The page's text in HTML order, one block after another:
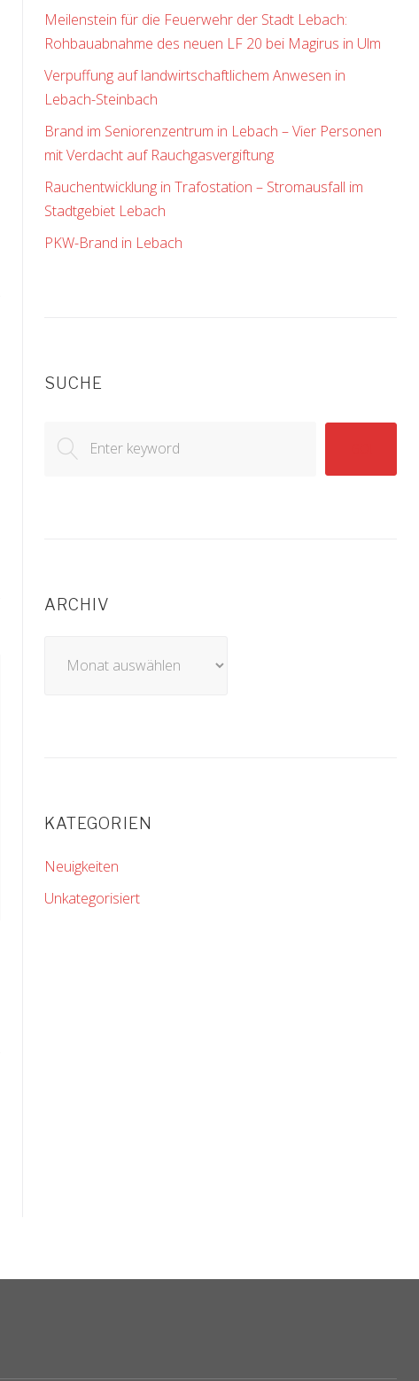
Meilenstein für die Feuerwehr der Stadt Lebach:
Rohbauabnahme des neuen LF 20 bei Magirus in Ulm
Verpuffung auf landwirtschaftlichem Anwesen in
Lebach-Steinbach
Brand im Seniorenzentrum in Lebach – Vier Personen
mit Verdacht auf Rauchgasvergiftung
Rauchentwicklung in Trafostation – Stromausfall im
Stadtgebiet Lebach
PKW-Brand in Lebach
SUCHE
for:
ARCHIV
KATEGORIEN
Neuigkeiten
Unkategorisiert